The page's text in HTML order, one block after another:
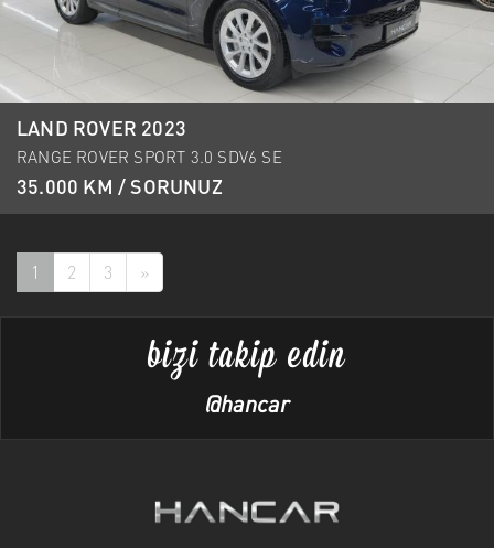
LAND ROVER 2023
RANGE ROVER SPORT 3.0 SDV6 SE
35.000 KM / SORUNUZ
1 2 3 »
bizi takip edin
@hancar